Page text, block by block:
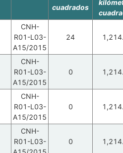
cuadrados
CNH-
R01-L03-
A15/2015
24
CNH-
R01-L03-
A15/2015
0
CNH-
R01-L03-
A15/2015
0
CNH-
R01-L03-
0